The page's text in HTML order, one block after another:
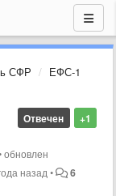
СФР
ЕФС-1
+1
Отвечен
обновлен
назад • 6